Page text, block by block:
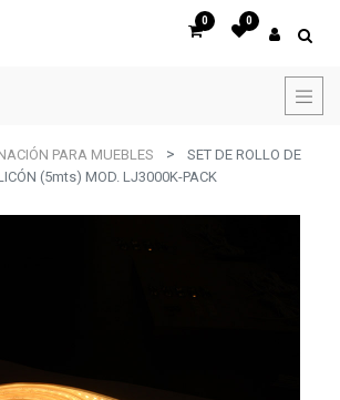
0 0
PARA MUEBLES
SET DE ROLLO DE
(5mts) MOD. LJ3000K-PACK